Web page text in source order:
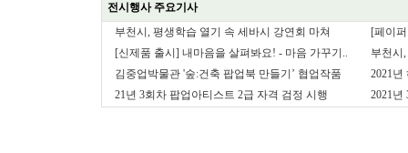
전시행사 주요기사
부천시, 평생학습 열기 속 세바시 강연회 마쳐
[페이
[신제품 출시] 내마음을 살펴봐요! - 마음 가꾸기..
부천시
김중업박물관 '숲:건축 팝업북 만들기’ 협업작품
2021년
21년 3회차 팝업아티스트 2급 자격 검정 시행
2021년